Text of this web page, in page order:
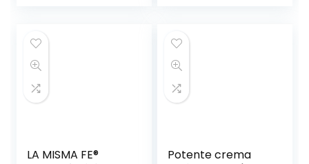
LA MISMA FE®
Potente crema